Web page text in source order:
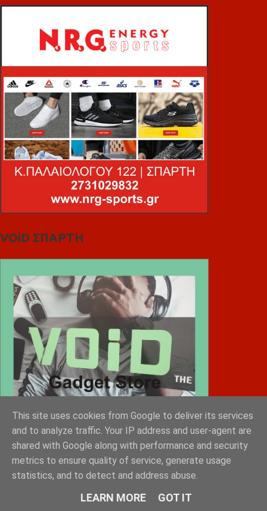
VOiD ΣΠΑΡΤΗ
This site uses cookies from Google to deliver its services
and to analyze traffic. Your IP address and user-agent are
shared with Google along with performance and security
metrics to ensure quality of service, generate usage
statistics, and to detect and address abuse.
LEARN MORE GOT IT